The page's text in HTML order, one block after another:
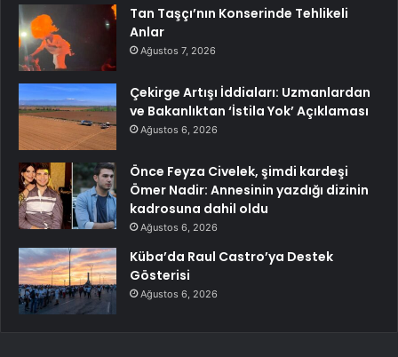
Tan Taşçı’nın Konserinde Tehlikeli
Anlar
Ağustos 7, 2026
Çekirge Artışı İddiaları: Uzmanlardan
ve Bakanlıktan ‘İstila Yok’ Açıklaması
Ağustos 6, 2026
Önce Feyza Civelek, şimdi kardeşi
Ömer Nadir: Annesinin yazdığı dizinin
kadrosuna dahil oldu
Ağustos 6, 2026
Küba’da Raul Castro’ya Destek
Gösterisi
Ağustos 6, 2026